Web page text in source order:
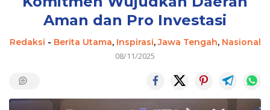
Aman dan Pro Investasi
Redaksi - Berita Utama, Inspirasi,Jawa Tengah, Nasional
08/11/2025